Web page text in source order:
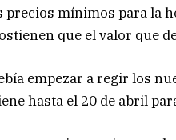
precios mínimos para la
que el valor que
empezar a regir los
hasta el 20 de abril